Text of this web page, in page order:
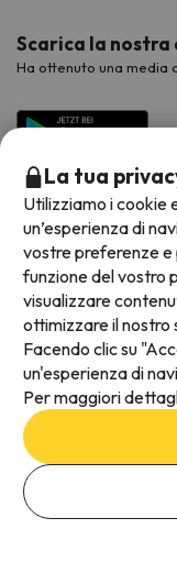
Aggiungi date per
Scarica la nostra
Ha ottenuto una media
Metodi di
Termini e condizioni
Protezione dei dati
Informativa sui cookie
La tua
Utilizziamo i cookie
un’esperienza di
vostre preferenze
funzione del vostro
visualizzare
ottimizzare il nostro
Facendo clic su
un'esperienza di
Per maggiori